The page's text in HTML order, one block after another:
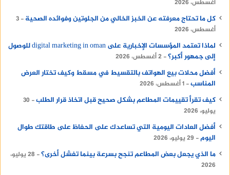
أغسطس، 2026
كل ما تحتاج معرفته عن الخبز الخالي من الجلوتين وفوائده الصحية
3
أغسطس، 2026
لماذا تعتمد المؤسسات الإخبارية على digital marketing in oman للوصول
إلى جمهور أكبر؟ 2 أغسطس، 2026
أفضل محلات بيع الهواتف بالتقسيط في مسقط وكيف تختار العرض
المناسب 1 أغسطس، 2026
كيف تقرأ تقييمات المطاعم بشكل صحيح قبل اتخاذ قرار الطلب
30
يوليو، 2026
أفضل العادات اليومية التي تساعدك على الحفاظ على طاقتك طوال
اليوم
29 يوليو، 2026
ما الذي يجعل بعض المطاعم تنجح بسرعة بينما تفشل أخرى؟
28 يوليو،
2026